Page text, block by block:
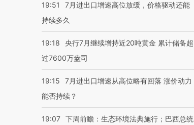
19:51
7月进出口增速高位放缓，价格驱动还能
持续多久
19:18
央行7月继续增持近20吨黄金 累计储备超
过7600万盎司
19:15
7月进出口增速从高位略有回落 涨价动力
能否持续？
19:07 下周前瞻：生态环境法典施行；巴西总统